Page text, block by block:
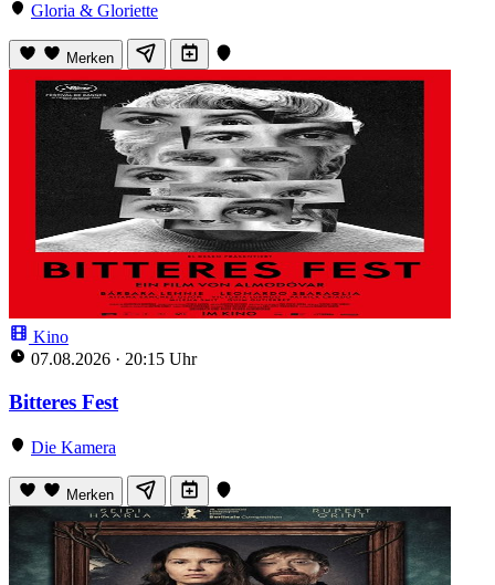
Gloria & Gloriette
Merken
Kino
07.08.2026 · 20:15 Uhr
Bitteres Fest
Die Kamera
Merken